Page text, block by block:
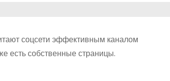
соцсети эффективным каналом
есть собственные страницы.